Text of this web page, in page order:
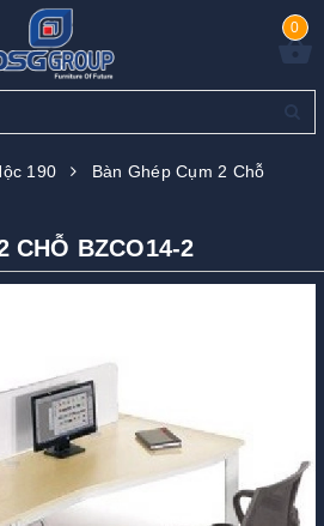
0
190
Bàn Ghép Cụm 2 Chỗ
CHỖ BZCO14-2